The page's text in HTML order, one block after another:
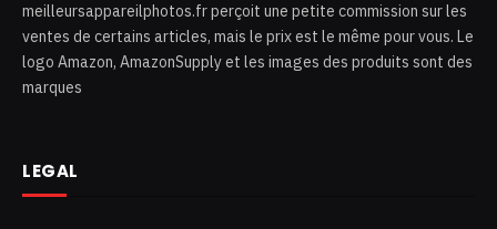
meilleursappareilphotos.fr perçoit une petite commission sur les
ventes de certains articles, mais le prix est le même pour vous. Le
logo Amazon, AmazonSupply et les images des produits sont des
marques
LEGAL